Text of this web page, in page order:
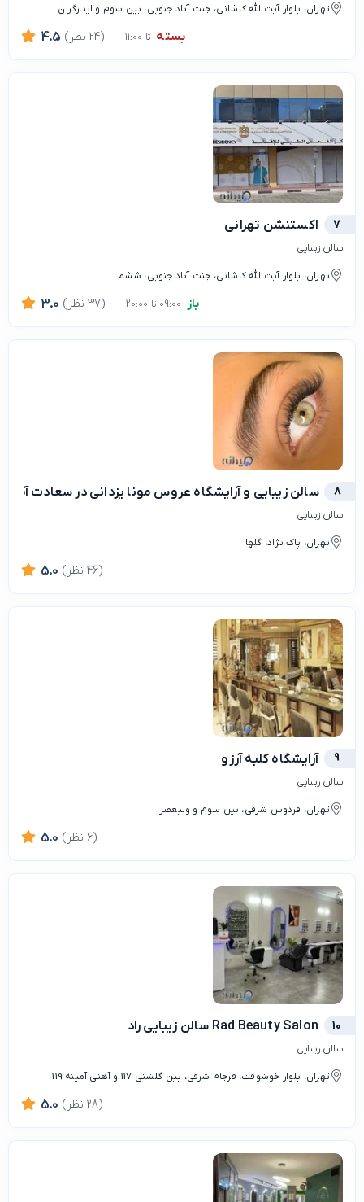
تهران، بلوار آیت الله کاشانی، جنت آباد جنوبی، بین سوم و ایثارگران
بسته تا 11:00 4.5 (24 نظر)
7 اکستنشن تهرانی
سالن زیبایی
تهران، بلوار آیت الله کاشانی، جنت آباد جنوبی، ششم
باز 3.0 (37 نظر)
8 سالن زیبایی و آرایشگاه عروس مونا یزدانی در سعادت آباد
سالن زیبایی
تهران، پاک نژاد، گلها
5.0 (46 نظر)
9 آرایشگاه کلبه آرزو
سالن زیبایی
تهران، فردوس شرقی، بین سوم و ولیعصر
5.0 (6 نظر)
10 Rad Beauty Salon سالن زیبایی راد
سالن زیبایی
تهران، بلوار خوشوقت، فرجام شرقی، بین گلشنی 117 و آهنی آمینه 119
5.0 (28 نظر)